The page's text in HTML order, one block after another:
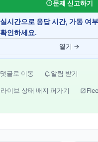
문제 신고하기
실시간으로 응답 시간, 가동 여
확인하세요.
열기 →
댓글로 이동 알림 받기
라이브 상태 배지 퍼가기